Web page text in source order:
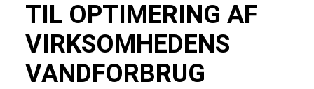
TIL OPTIMERING AF
VIRKSOMHEDENS
VANDFORBRUG